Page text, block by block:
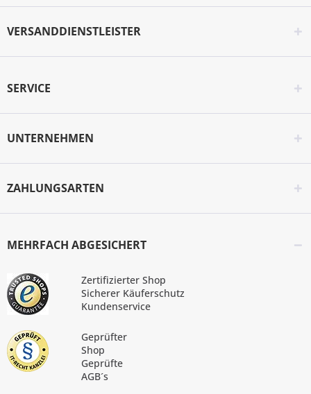
VERSANDDIENSTLEISTER
SERVICE
UNTERNEHMEN
ZAHLUNGSARTEN
MEHRFACH ABGESICHERT
Zertifizierter Shop
Sicherer Käuferschutz
Kundenservice
Geprüfter
Shop
Geprüfte
AGB´s